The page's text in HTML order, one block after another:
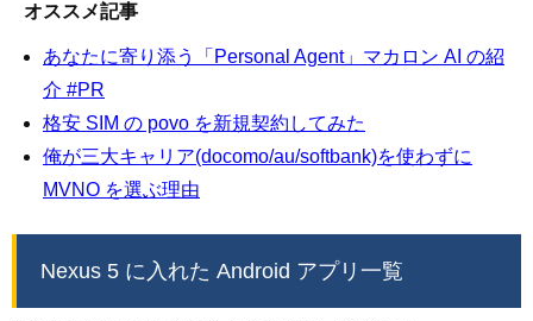
オススメ記事
あなたに寄り添う「Personal Agent」マカロン AI の紹
介 #PR
格安 SIM の povo を新規契約してみた
俺が三大キャリア(docomo/au/softbank)を使わずに
MVNO を選ぶ理由
Nexus 5 に入れた Android アプリ一覧